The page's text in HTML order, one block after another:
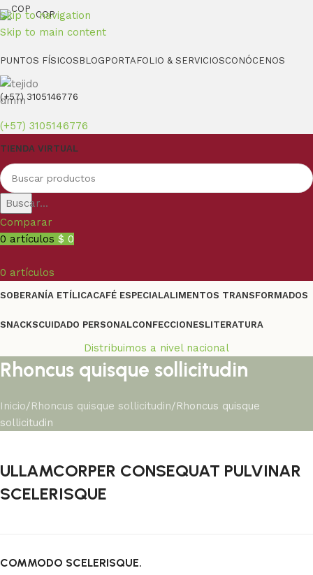
Skip to navigation
Skip to main content
COP
PUNTOS FÍSICOS BLOG PORTAFOLIO & SERVICIOSCONÓCENOS
(+57) 3105146776
(+57) 3105146776
TIENDA VIRTUAL
Buscar...
Comparar
0 artículos $ 0
0 artículos
SOBERANÍA ETÍLICACAFÉ ESPECIALALIMENTOS TRANSFORMADOS
SNACKSCUIDADO PERSONALCONFECCIONESLITERATURA
Distribuimos a nivel nacional
Rhoncus quisque sollicitudin
Inicio Rhoncus quisque sollicitudin Rhoncus quisque
sollicitudin
ULLAMCORPER CONSEQUAT PULVINAR
SCELERISQUE
COMMODO SCELERISQUE.